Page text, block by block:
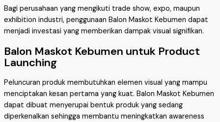
Bagi perusahaan yang mengikuti trade show, expo, maupun
exhibition industri, penggunaan Balon Maskot Kebumen dapat
menjadi investasi yang memberikan dampak visual signifikan.
Balon Maskot Kebumen untuk Product
Launching
Peluncuran produk membutuhkan elemen visual yang mampu
menciptakan kesan pertama yang kuat. Balon Maskot Kebumen
dapat dibuat menyerupai bentuk produk yang sedang
diperkenalkan sehingga membantu meningkatkan awareness